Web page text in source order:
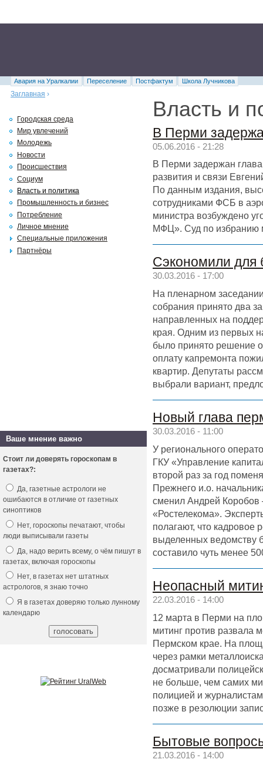
Авария на Уралкалии Переселение Постфактум
Школа Лучникова
Заглавная ›
Власть и
В Перми
05.06.2016 - 21:28
В Перми задержан
развития и связи
По данным издания,
сотрудниками ФСБ в
министра возбуждено
МФЦ». Суд по избранию
Сэкономили для
30.03.2016 - 17:00
На пленарном
собрания принято два
направленных на
края. Одним из первых
было принято решение
оплату капремонта
квартир. Депутаты
выбрали вариант,
Новый глава
30.03.2016 - 11:00
У регионального
ГКУ «Управление
второй раз за год
Прежнего и.о.
сменил Андрей Коробов
«Ростелекома».
полагают, что кадровое
выделенных ведомству
составило чуть менее
Неопасный
22.03.2016 - 14:00
12 марта в Перми на
митинг против развала
Пермском крае. На
через рамки
досматривали
не больше, чем самих
полицией и
позже в резолюции
Бытовые
21.03.2016 - 14:00
Городская среда
Мир увлечений
Молодежь
Новости
Происшествия
Социум
Власть и политика
Промышленность и бизнес
Потребление
Личное мнение
Специальные приложения
Партнёры
Ваше мнение важно
Стоит ли доверять гороскопам в
газетах?:
Да, газетные астрологи не
ошибаются в отличие от газетных
синоптиков
Нет, гороскопы печатают, чтобы
люди выписывали газеты
Да, надо верить всему, о чём пишут в
газетах, включая гороскопы
Нет, в газетах нет штатных
астрологов, я знаю точно
Я в газетах доверяю только лунному
календарю